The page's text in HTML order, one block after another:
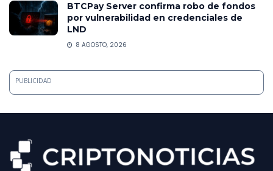
BTCPay Server confirma robo de fondos
por vulnerabilidad en credenciales de
LND
8 AGOSTO, 2026
PUBLICIDAD